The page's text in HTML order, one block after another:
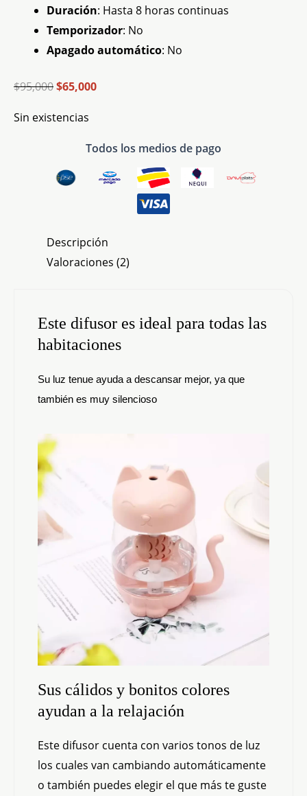
Duración: Hasta 8 horas continuas
Temporizador: No
Apagado automático: No
$95,000$65,000
Sin existencias
Todos los medios de pago
Descripción
Valoraciones (2)
Este difusor es ideal para todas las
habitaciones
Su luz tenue ayuda a descansar mejor, ya que
también es muy silencioso
Sus cálidos y bonitos colores
ayudan a la relajación
Este difusor cuenta con varios tonos de luz
los cuales van cambiando automáticamente
o también puedes elegir el que más te guste